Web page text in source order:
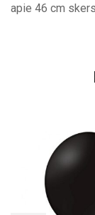
apie 46 cm